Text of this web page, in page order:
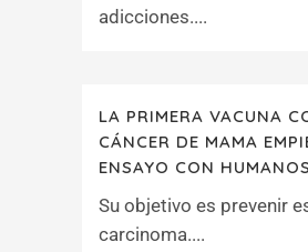
adicciones....
LA PRIMERA VACUNA
CÁNCER DE MAMA
ENSAYO CON
Su objetivo es prevenir
carcinoma....